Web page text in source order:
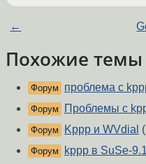
←
Похожие темы
Форум проблема с
Форум Проблемы с
Форум Kppp и WVdial
Форум kppp в SuSe-9.1